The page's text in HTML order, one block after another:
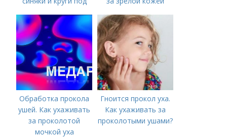
Обработка прокола
ушей. Как ухаживать
за проколотой
мочкой уха
Гноится прокол уха.
Как ухаживать за
проколотыми ушами?